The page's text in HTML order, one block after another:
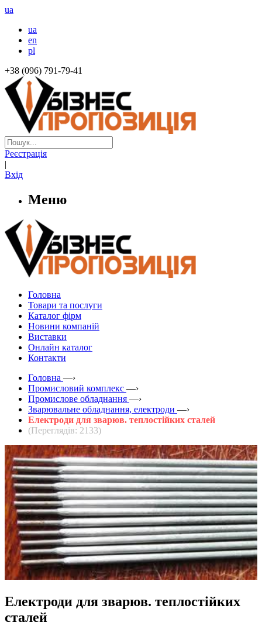
ua
ua
en
pl
+38 (096) 791-79-41
Реєстрація
|
Вхід
Меню
Головна
Товари та послуги
Каталог фірм
Новини компаній
Виставки
Онлайн каталог
Контакти
Головна —›
Промисловий комплекс —›
Промислове обладнання —›
Зварювальне обладнання, електроди —›
Електроди для зварюв. теплостійких сталей
(Переглядів: 2133)
Електроди для зварюв. теплостійких
сталей